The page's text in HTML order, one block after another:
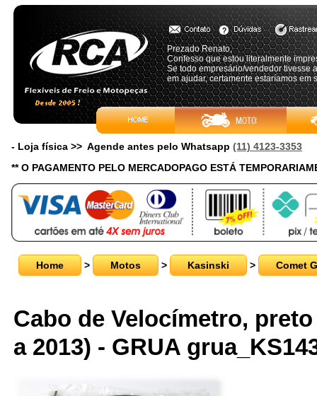
Prezado Renato,
Confesso que estou literalmente
Se todo empresário/vendedor tivesse
em ajudar, certamente estaríamos em
- Loja física >> Agende antes pelo Whatsapp (11) 4123-3353
** O PAGAMENTO PELO MERCADOPAGO ESTÁ
Home > Motos > Kasinski > Comet
Cabo de Velocímetro,
a 2013) - GRUA